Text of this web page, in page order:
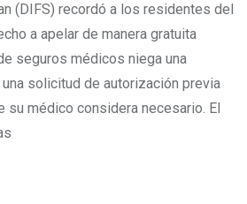
(DIFS) recordó a los residentes del
a apelar de manera gratuita
seguros médicos niega una
solicitud de autorización previa
su médico considera necesario. El